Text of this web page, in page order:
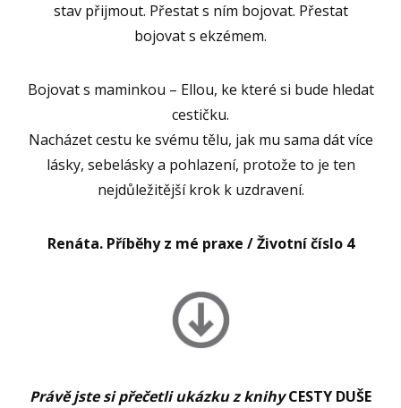
stav přijmout. Přestat s ním bojovat. Přestat
bojovat s ekzémem.
Bojovat s maminkou – Ellou, ke které si bude hledat
cestičku.
Nacházet cestu ke svému tělu, jak mu sama dát více
lásky, sebelásky a pohlazení, protože to je ten
nejdůležitější krok k uzdravení.
Renáta. Příběhy z mé praxe / Životní číslo 4
Právě jste si přečetli ukázku z knihyCESTY DUŠE